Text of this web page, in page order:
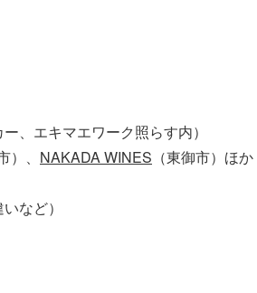
、エキマエワーク照らす内）
）、 NAKADA WINES （東御市）ほか
など）